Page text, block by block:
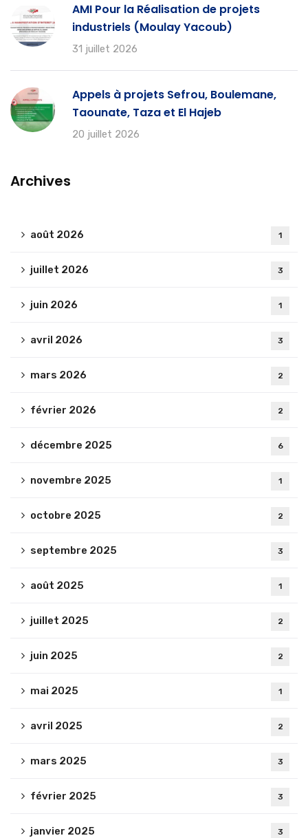
AMI Pour la Réalisation de projets
industriels (Moulay Yacoub)
31 juillet 2026
Appels à projets Sefrou, Boulemane,
Taounate, Taza et El Hajeb
20 juillet 2026
Archives
août 2026 1
juillet 2026 3
juin 2026 1
avril 2026 3
mars 2026 2
février 2026 2
décembre 2025 6
novembre 2025 1
octobre 2025 2
septembre 2025 3
août 2025 1
juillet 2025 2
juin 2025 2
mai 2025 1
avril 2025 2
mars 2025 3
février 2025 3
janvier 2025 3